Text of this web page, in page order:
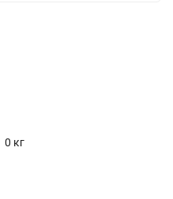
0 кг